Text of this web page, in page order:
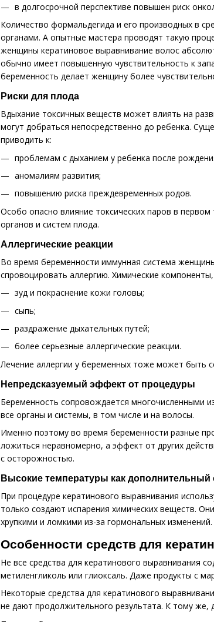
в долгосрочной перспективе повышен риск
Количество формальдегида и его производных в
органами. А опытные мастера проводят такую
женщины кератиновое выравнивание волос
обычно имеет повышенную чувствительность к
беременность делает женщину более
Риски для плода
Вдыхание токсичных веществ может влиять на
могут добраться непосредственно до ребенка.
приводить к:
проблемам с дыханием у ребенка после
аномалиям развития;
повышению риска преждевременных родов.
Особо опасно влияние токсических паров в
органов и систем плода.
Аллергические реакции
Во время беременности иммунная система
спровоцировать аллергию. Химические
зуд и покраснение кожи головы;
сыпь;
раздражение дыхательных путей;
более серьезные аллергические реакции.
Лечение аллергии у беременных тоже может быть
Непредсказуемый эффект от процедуры
Беременность сопровождается многочисленными
все органы и системы, в том числе и на волосы.
Именно поэтому во время беременности разные
ложиться неравномерно, а эффект от других
с осторожностью.
Высокие температуры как дополнительный
При процедуре кератинового выравнивания
только создают испарения химических веществ.
хрупкими и ломкими из-за гормональных изменений.
Особенности средств для
Не все средства для кератинового выравнивания
метиленгликоль или глиоксаль. Даже продукты с
Некоторые средства для кератинового
не дают продолжительного результата. К тому же,